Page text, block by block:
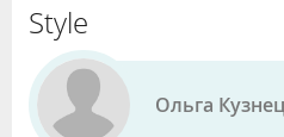
Style
Ольга